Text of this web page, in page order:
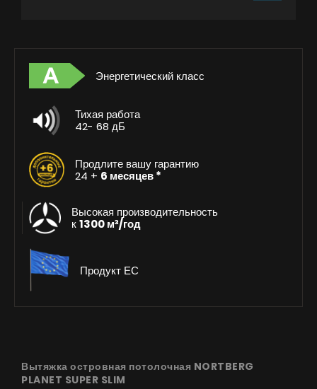
Энергетический класс
Тихая работа
42- 68 дБ
Продлите вашу гарантию
24 + 6 месяцев *
Высокая производительность
к1300 м³/год
Продукт ЕС
Вытяжка островная потолочная NORTBERG
PLANET SUPER SLIM